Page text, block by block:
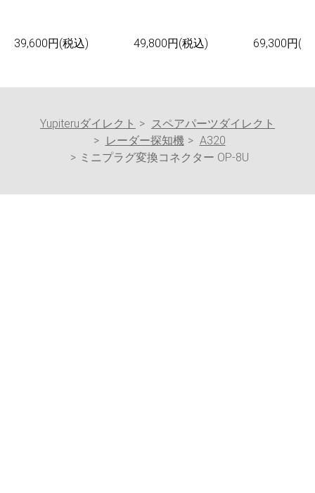
39,600円(税込) 49,800円(税込) 69,300円(
Yupiteruダイレクト
スペアパーツダイレクト
レーダー探知機
A320
ミニプラグ変換コネクター OP-8U